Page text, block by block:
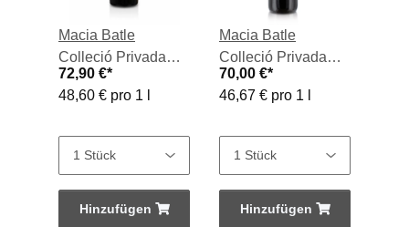
Macia Batle
Colleció Privada
Magn., Vino Tinto
2016, 1,5-l-Flasche
72,90 €*
48,60 € pro 1 l
Hinzufügen
Macia Batle
Colleció Privada
Magn., Vino Tinto
2017, 1,5-l-Flasche
70,00 €*
46,67 € pro 1 l
Hinzufügen